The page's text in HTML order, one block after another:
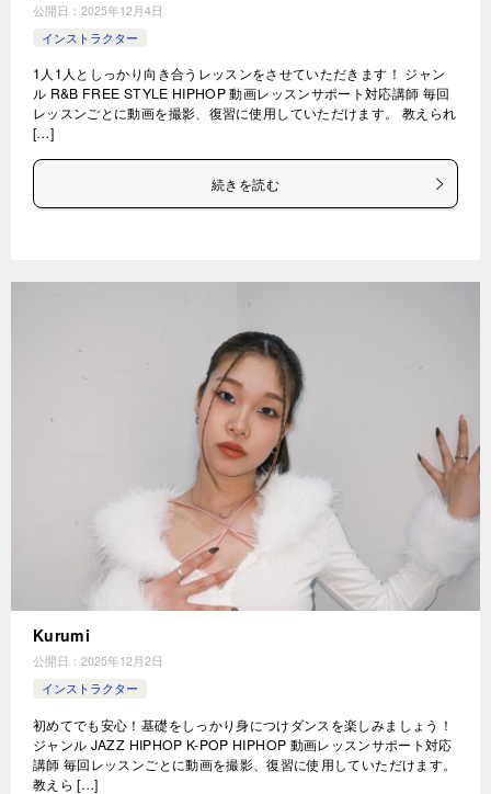
公開日： 2025年12月4日
インストラクター
1人1人としっかり向き合うレッスンをさせていただきます！ ジャン
ル R&B FREE STYLE HIPHOP 動画レッスンサポート対応講師 毎回
レッスンごとに動画を撮影、復習に使用していただけます。 教えられ
[…]
続きを読む
Kurumi
公開日： 2025年12月2日
インストラクター
初めてでも安心！基礎をしっかり身につけダンスを楽しみましょう！
ジャンル JAZZ HIPHOP K-POP HIPHOP 動画レッスンサポート対応
講師 毎回レッスンごとに動画を撮影、復習に使用していただけます。
教えら […]